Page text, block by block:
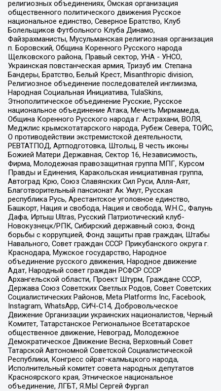
религиозных объединениях, Омская организация
общественного политического движения Русское
национальное единство, Северное Братство, Клуб
Болельщиков Футбольного Клуба Динамо,
Файзрахманисты, Мусульманская религиозная организация
п. Боровский, Община Коренного Русского народа
Щелковского района, Правый сектор, УНА - УНСО,
Украинская повстанческая армия, Тризуб им. Степана
Бандеры, Братство, Белый Крест, Misanthropic division,
Религиозное объединение последователей инглиизма,
Народная Социальная Инициатива, TulaSkins,
Этнополитическое объединение Русские, Русское
национальное объединение Атака, Мечеть Мирмамеда,
Община Коренного Русского народа г. Астрахани, ВОЛЯ,
Меджлис крымскотатарского народа, Рубеж Севера, ТОЙС,
О противодействии экстремистской деятельности,
РЕВТАТПОД, Артподготовка, Штольц, В честь иконы
Божией Матери Державная, Сектор 16, Независимость,
Фирма, Молодежная правозащитная группа МПГ, Курсом
Правды и Единения, Каракольская инициативная группа,
Автоград Крю, Союз Славянских Сил Руси, Алля-Аят,
Благотворительный пансионат Ак Умут, Русская
республика Русь, Арестантское уголовное единство,
Башкорт, Нация и свобода, Нация и свобода, W.H.С., Фалунь
Дафа, Иртыш Ultras, Русский Патриотический клуб-
Новокузнецк/РПК, Сибирский державный союз, Фонд
борьбы с коррупцией, Фонд защиты прав граждан, Штабы
Навального, Совет граждан СССР Прикубанского округа г.
Краснодара, Мужское государство, Народное
объединение русского движения, Народное движение
Адат, Народный совет граждан РСФСР СССР
Архангельской области, Проект Штурм, Граждане СССР,
Держава Союз Советских Светлых Родов, Совет Советских
Социалистических Районов, Meta Platforms Inc, Facebook,
Instagram, WhatsApp, СИЧ-С14, Добровольческое
Движение Организации украинских националистов, Черный
Комитет, Татарстанское Региональное Всетатарское
общественное движение, Невоград, Молодежное
Демократическое Движение Весна, Верховный Совет
Татарской Автономной Советской Социалистической
Республики, Конгресс ойрат-калмыцкого народа,
Исполнительный комитет совета народных депутатов
Красноярского края, Этническое национальное
объединение, ЛГБТ, Я.МЫ Сергей Фургал